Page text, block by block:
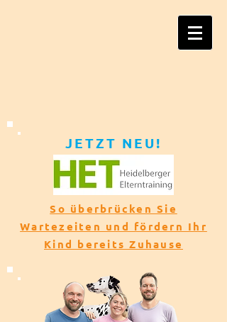
JETZT NEU!​​
So überbrücken Sie
Wartezeiten und fördern Ihr
Kind bereits Zuhause